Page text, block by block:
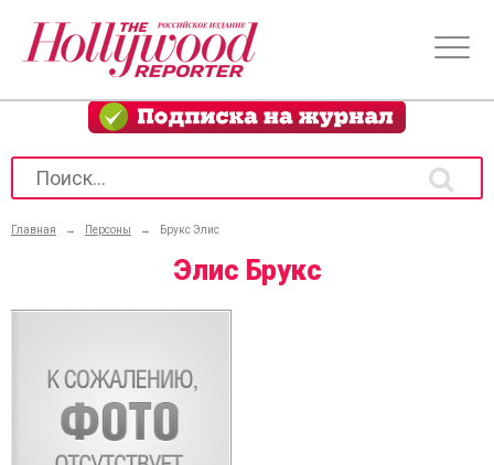
Главная → Персоны → Брукс Элис
Элис Брукс